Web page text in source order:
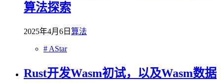
算法探索
2025年4月6日 算法
# AStar
Rust开发Wasm初试，以及Wasm数据